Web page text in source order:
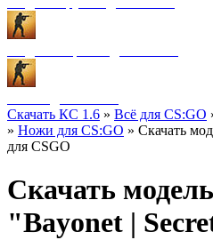
Скачать КС 1.6 » Всё для CS:GO
» Ножи для CS:GO » Скачать
для CSGO
Скачать
"Bayonet |